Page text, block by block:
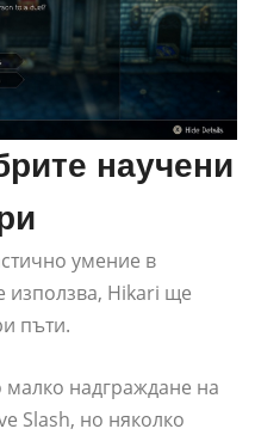
научени
умение в
използва, Hikari ще
пъти.
надграждане на
Slash, но няколко